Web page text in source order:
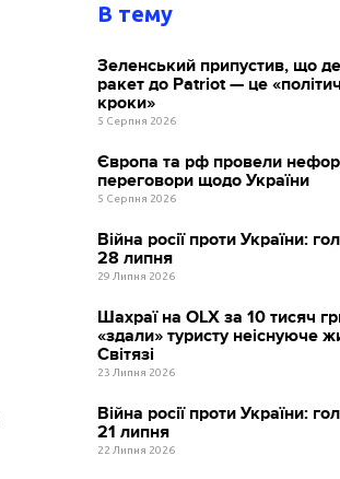
В тему
Зеленський припустив, що
ракет до Patriot — це
кроки»
5 Серпня 2026
Європа та рф провели
переговори щодо України
5 Серпня 2026
Війна росії проти України:
28 липня
29 Липня 2026
Шахраї на OLX за 10 тисяч
«здали» туристу неіснуюче
Світязі
23 Липня 2026
Війна росії проти України:
21 липня
22 Липня 2026